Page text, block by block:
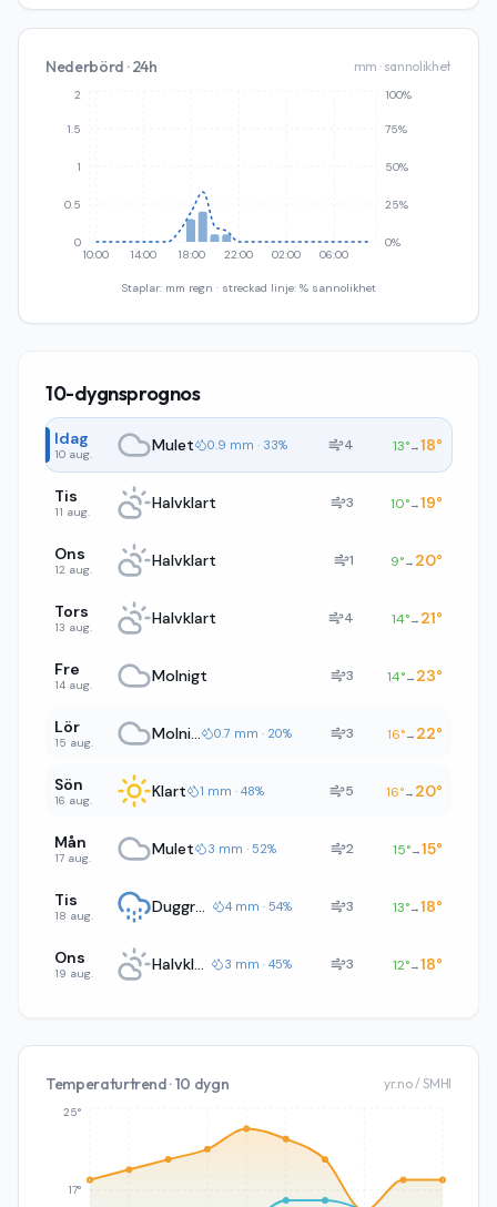
Nederbörd · 24h mm · sannolikhet
10:00 14:00 18:00 22:00 02:00 06:00
0
0.5
1
1.5
2
0%
25%
50%
75%
100%
Staplar: mm regn · streckad linje: % sannolikhet
10-dygnsprognos
Idag
10 aug. Mulet 0.9 mm · 33% 4 13°→18°
Tis
11 aug. Halvklart 3 10°→19°
Ons
12 aug. Halvklart 1 9°→ 20°
Tors
13 aug. Halvklart 4 14°→ 21°
Fre
14 aug. Molnigt 3 14°→ 23°
Lör
15 aug. Molnigt 0.7 mm · 20% 3 16°→ 22°
Sön
16 aug. Klart 1 mm · 48% 5 16°→ 20°
Mån
17 aug. Mulet 3 mm · 52% 2 15°→15°
Tis
18 aug. Duggregn 4 mm · 54% 3 13°→18°
Ons
19 aug. Halvklart 3 mm · 45% 3 12°→18°
Temperaturtrend · 10 dygn yr.no / SMHI
17°
25°